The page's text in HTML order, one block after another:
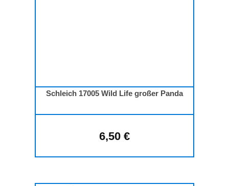
Schleich 17005 Wild Life großer Panda
Regulärer Preis:
6,50 €